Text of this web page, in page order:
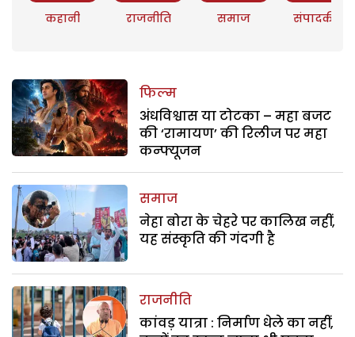
कहानी राजनीति समाज संपादकीय
फिल्म
अंधविश्वास या टोटका – महा बजट
की ‘रामायण’ की रिलीज पर महा
कन्फ्यूजन
समाज
नेहा बोरा के चेहरे पर कालिख नहीं,
यह संस्कृति की गंदगी है
राजनीति
कांवड़ यात्रा : निर्माण धेले का नहीं,